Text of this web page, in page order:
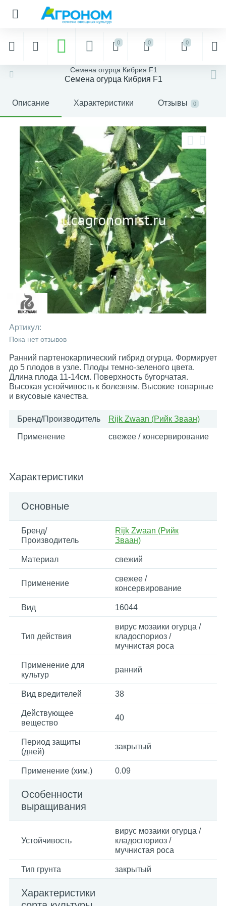
0 0 0
Семена огурца Кибрия F1
Семена огурца Кибрия F1
Описание Характеристики Отзывы 0
Артикул:
Пока нет отзывов
Ранний партенокарпический гибрид огурца. Формирует
до 5 плодов в узле. Плоды темно-зеленого цвета.
Длина плода 11-14см. Поверхность бугорчатая.
Высокая устойчивость к болезням. Высокие товарные
и вкусовые качества.
Бренд/Производитель Rijk Zwaan (Рийк Зваан)
Применение свежее / консервирование
Характеристики
Основные
Бренд/
Производитель
Rijk Zwaan (Рийк
Зваан)
Материал свежий
Применение
свежее /
консервирование
Вид 16044
Тип действия
вирус мозаики огурца /
кладоспориоз /
мучнистая роса
Применение для
культур
ранний
Вид вредителей 38
Действующее
вещество
40
Период защиты
(дней)
закрытый
Применение (хим.) 0.09
Особенности
выращивания
Устойчивость
вирус мозаики огурца /
кладоспориоз /
мучнистая роса
Тип грунта закрытый
Характеристики